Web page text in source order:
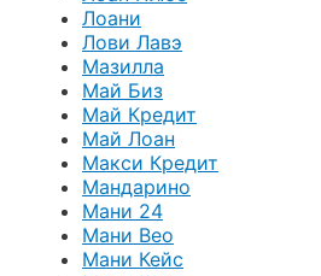
Лоани
Лови Лавэ
Мазилла
Май Биз
Май Кредит
Май Лоан
Макси Кредит
Мандарино
Мани 24
Мани Вео
Мани Кейс